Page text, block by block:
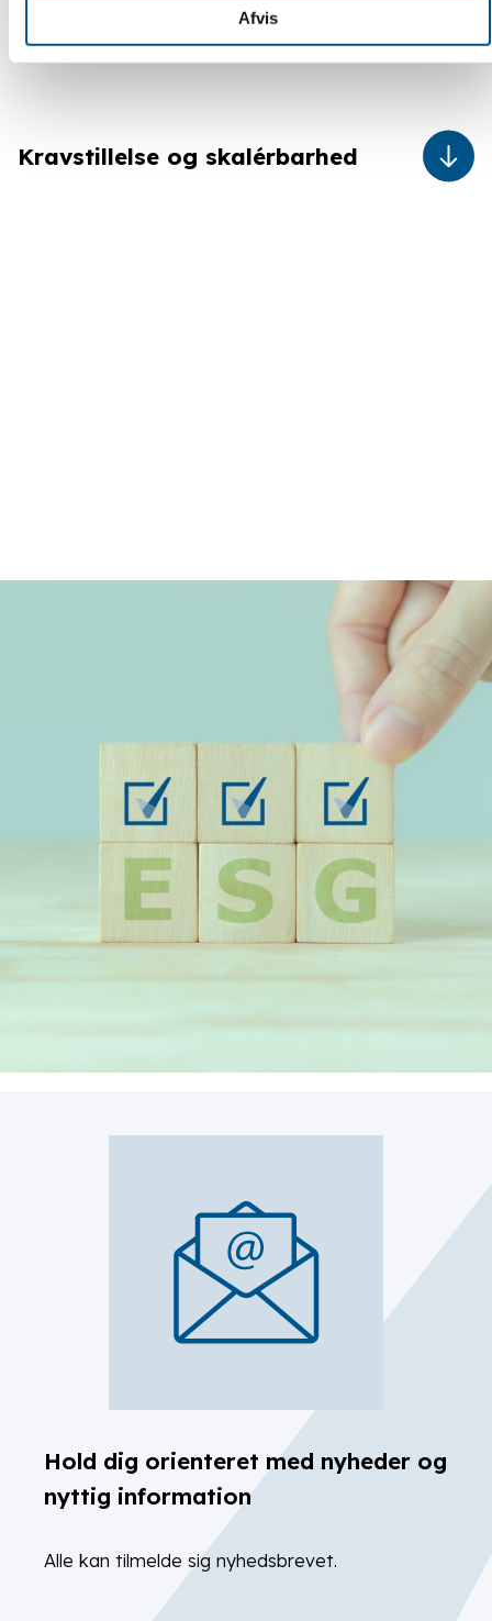
Afvis
Målet for virksomhederne
Kravstillelse og skalérbarhed
Hold dig orienteret med nyheder og
nyttig information
Alle kan tilmelde sig nyhedsbrevet.